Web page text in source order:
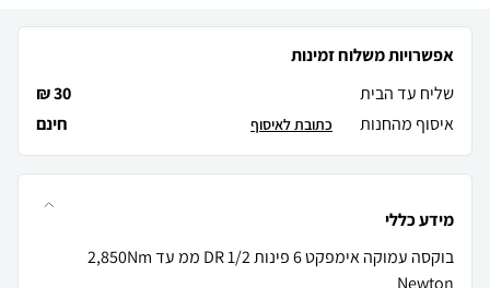
אפשרויות משלוח זמינות
שליח עד הבית
30 ₪
איסוף מהחנות
חינם כתובת לאיסוף
מידע כללי
בוקסה עמוקה אימפקט 6 פינות DR 1/2 ממ עד 2,850Nm